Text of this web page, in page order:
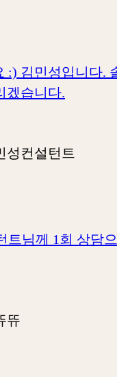
:) 김민성입니다.
겠습니다.
성컨설턴트
트님께 1회 상담으
뜌